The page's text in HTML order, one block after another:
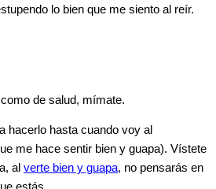
lo bien que me siento al reír.
de salud, mímate.
hacerlo hasta cuando voy al
me hace sentir bien y guapa). Vístete
al verte bien y guapa, no pensarás en